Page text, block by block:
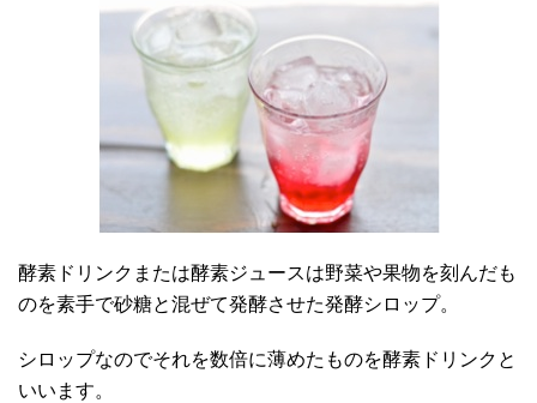
酵素ドリンクまたは酵素ジュースは野菜や果物を刻んだも
のを素手で砂糖と混ぜて発酵させた発酵シロップ。
シロップなのでそれを数倍に薄めたものを酵素ドリンクと
いいます。